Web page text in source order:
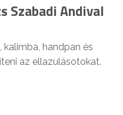
Szabadi Andival
handpan és
az ellazulásotokat.